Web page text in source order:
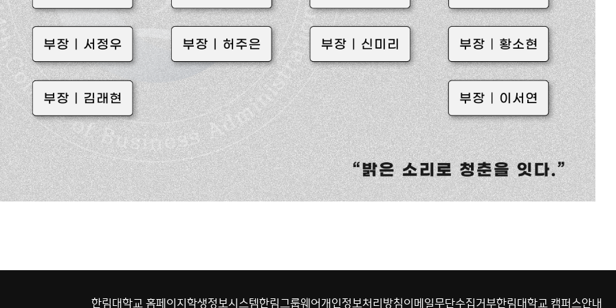
한림대학교 홈페이지학생정보시스템한림그룹웨어개인정보처리방침이메일무단수집거부한림대학교 캠퍼스안내